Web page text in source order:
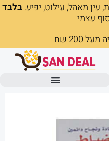
מאהל, עילוט, יפיע.בלבד
עצמי
200 שח